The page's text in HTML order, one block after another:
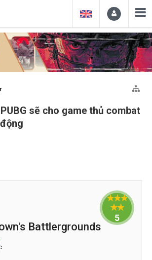
sẽ cho game thủ combat
Battlergrounds
5